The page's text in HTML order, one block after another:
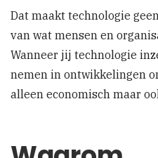
Dat maakt technologie
van wat mensen en
Wanneer jij technologie
nemen in ontwikkelingen
alleen economisch maar